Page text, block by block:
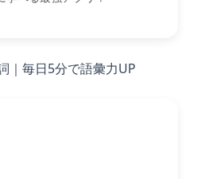
｜毎日5分で語彙力UP